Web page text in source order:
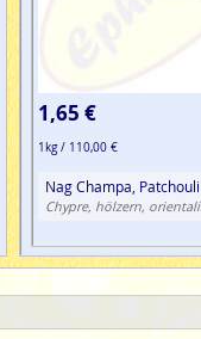
1,65 €
1kg / 110,00 €
Nag Champa, Patchouli
Chypre, hölzern,